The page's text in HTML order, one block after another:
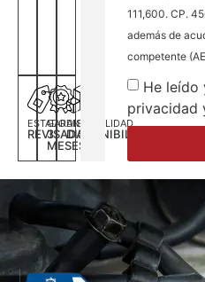
ESTADO
REVISADA
GARANTÍA
3
MESES
DISPONILIDAD
DISPONIBILIDAD
111,600. CP.
además de
competente
He leído
privacidad